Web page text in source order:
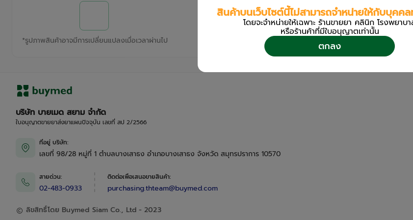
*รูปภาพสินค้าอาจมีการเปลี่ยนแปลงเมื่อเวลาผ่านไป
บริษัท บายเมด สยาม จำกัด
ใบอนุญาตขายยาส่งยาแผนปัจจุบัน เลขที่ สป 2/2566
ที่อยู่ บริษัท:
เลขที่ 98/28 หมู่ที่ 1 ตำบลบางเสาธง อำเภอบางเสาธง จังหวัด สมุทรปราการ 10570
สายด่วน:
02-483-0933
ติดต่อเพื่อเสนอขายสินค้า:
purchasing.thteam@buymed.com
ลิขสิทธิ์โดย Buymed Siam Co., Ltd - 2023
สินค้าบนเว็บไซต์นี้ไม่สามารถจำหน่ายให้กับบุคคล
โดยจะจำหน่ายให้เฉพาะ ร้านขายยา คลินิก โรงพยาบ
หรือร้านค้าที่มีใบอนุญาตเท่านััน
ตกลง